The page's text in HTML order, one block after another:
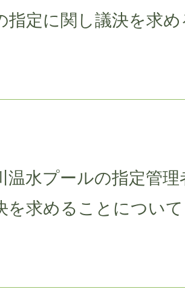
指定に関し議決を求
温水プールの指定管
を求めることについて